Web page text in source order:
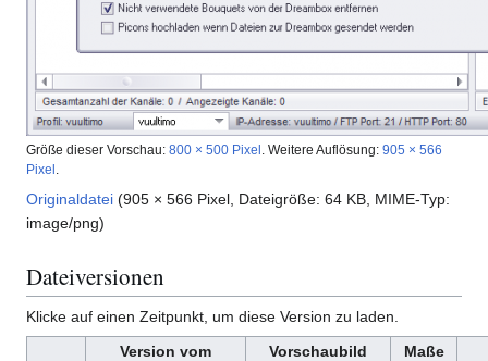
Größe dieser Vorschau: 800 × 500 Pixel Weitere Auflösung: 905 × 566
Pixel
Originaldatei (905 × 566 Pixel, Dateigröße: 64 KB, MIME-Typ:
image/png)
Dateiversionen
Klicke auf einen Zeitpunkt, um diese Version zu laden.
Version vom
Vorschaubild
Maße